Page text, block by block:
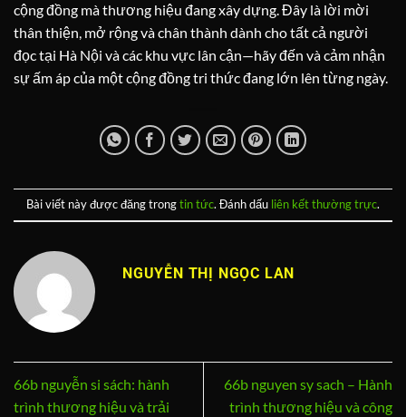
cộng đồng mà thương hiệu đang xây dựng. Đây là lời mời
thân thiện, mở rộng và chân thành dành cho tất cả người
đọc tại Hà Nội và các khu vực lân cận—hãy đến và cảm nhận
sự ấm áp của một cộng đồng tri thức đang lớn lên từng ngày.
Bài viết này được đăng trongtin tức. Đánh dấu liên kết thường trực.
NGUYỄN THỊ NGỌC LAN
66b nguyễn si sách: hành
trình thương hiệu và trải
66b nguyen sy sach – Hành
trình thương hiệu và công